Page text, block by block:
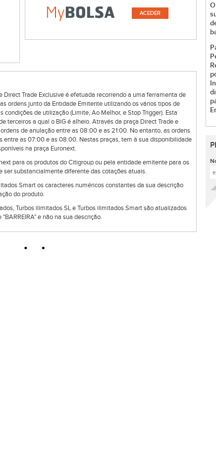
ACEDER
Trade Exclusive é efetuada recorrendo a uma ferramenta de
ordens junto da Entidade Emitente utilizando os vários tipos de
de utilização (Limite, Ao Melhor, e Stop Trigger). Esta
terceiros a qual o BiG é alheio. Através da praça Direct Trade e
de anulação entre as 08:00 e as 21:00. No entanto, as ordens
entre as 07:00 e as 08:00. Nestas praças, tem à sua disponibilidade
na praça Euronext.
para os produtos do Citigroup ou pela entidade emitente para os
ser substancialmente diferente das cotações atuais.
Smart os caracteres numéricos constantes da sua descrição
do produto.
Turbos ilimitados SL e Turbos ilimitados Smart são atualizados
e não na sua descrição.